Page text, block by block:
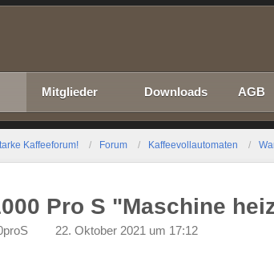
Mitglieder Downloads AGB
Kaffeeforum! Forum Kaffeevollautomaten
Pro S "Maschine
22. Oktober 2021 um 17:12